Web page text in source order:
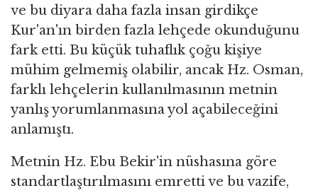
ve bu diyara daha fazla insan girdikçe
Kur'an'ın birden fazla lehçede okunduğunu
fark etti. Bu küçük tuhaflık çoğu kişiye
mühim gelmemiş olabilir, ancak Hz. Osman,
farklı lehçelerin kullanılmasının metnin
yanlış yorumlanmasına yol açabileceğini
anlamıştı.
Metnin Hz. Ebu Bekir'in nüshasına göre
standartlaştırılmasını emretti ve bu vazife,